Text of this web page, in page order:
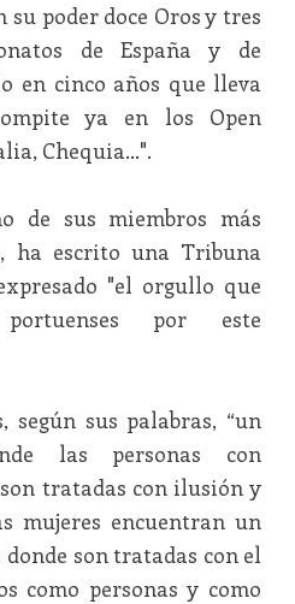
su poder doce Oros y tres
de España y de
en cinco años que lleva
ya en los Open
Chequia...".
de sus miembros más
ha escrito una Tribuna
"el orgullo que
por este
según sus palabras, “un
las personas con
tratadas con ilusión y
mujeres encuentran un
son tratadas con el
como personas y como